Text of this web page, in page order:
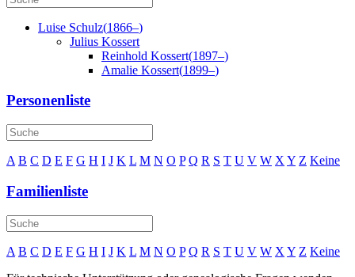
Luise Schulz(1866–)
Julius Kossert
Reinhold Kossert(1897–)
Amalie Kossert(1899–)
Personenliste
A B C D E F G H I J K L M N O P Q R S T U V W X Y Z Keine
Familienliste
A B C D E F G H I J K L M N O P Q R S T U V W X Y Z Keine